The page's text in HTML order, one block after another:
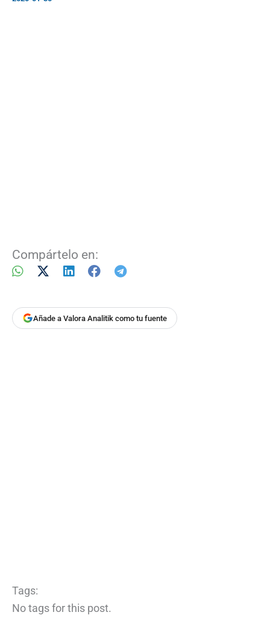
Compártelo en:
Añade a Valora Analitik como tu fuente
Tags:
No tags for this post.